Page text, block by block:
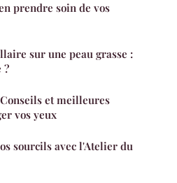
prendre soin de vos
sur une peau grasse :
?
et meilleures
vos yeux
sourcils avec l'Atelier du